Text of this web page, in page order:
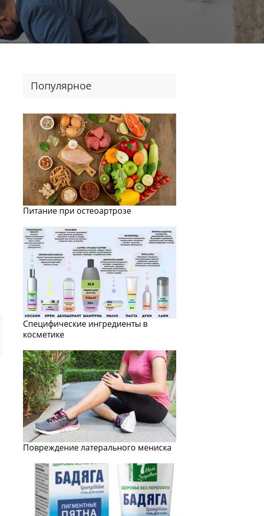
Популярное
Питание при остеоартрозе
Специфические ингредиенты в
косметике
Повреждение латерального мениска